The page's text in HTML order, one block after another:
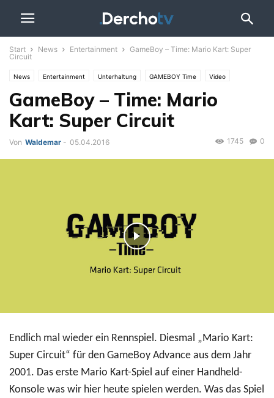
Start News Entertainment
GameBoy – Time: Mario Kart: Super
Circuit
News Entertainment Unterhaltung GAMEBOY Time Video
GameBoy – Time: Mario
Kart: Super Circuit
Von Waldemar - 05.04.2016 0
1745
Endlich mal wieder ein Rennspiel. Diesmal „Mario Kart:
Super Circuit“ für den GameBoy Advance aus dem Jahr
2001. Das erste Mario Kart-Spiel auf einer Handheld-
Konsole was wir hier heute spielen werden. Was das Spiel